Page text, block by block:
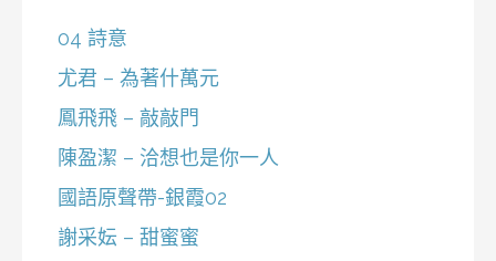
04 詩意
尤君 – 為著什萬元
鳳飛飛 – 敲敲門
陳盈潔 – 洽想也是你一人
國語原聲帶-銀霞02
謝采妘 – 甜蜜蜜